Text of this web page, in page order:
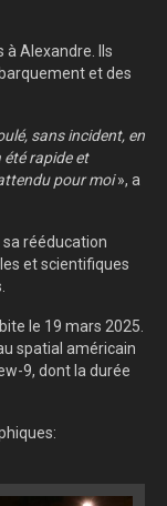
à Alexandre. Ils
et des
sans incident, en
été rapide et
pour moi», a
rééducation
et scientifiques
le 19 mars 2025.
spatial américain
9, dont la durée